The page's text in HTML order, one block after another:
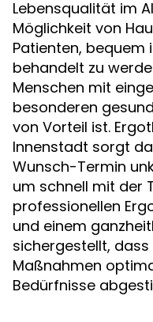
Lebensqualität im
Möglichkeit von
Patienten, bequem
behandelt zu
Menschen mit
besonderen
von Vorteil ist.
Innenstadt sorgt
Wunsch-Termin
um schnell mit der
professionellen
und einem
sichergestellt,
Maßnahmen
Bedürfnisse